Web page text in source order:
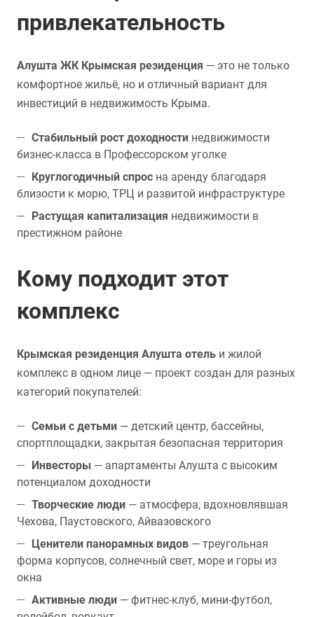
привлекательность
Алушта ЖК Крымская резиденция — это не только
комфортное жильё, но и отличный вариант для
инвестиций в недвижимость Крыма.
Стабильный рост доходности недвижимости
бизнес-класса в Профессорском уголке
Круглогодичный спрос на аренду благодаря
близости к морю, ТРЦ и развитой инфраструктуре
Растущая капитализация недвижимости в
престижном районе
Кому подходит этот
комплекс
Крымская резиденция Алушта отель и жилой
комплекс в одном лице — проект создан для разных
категорий покупателей:
Семьи с детьми — детский центр, бассейны,
спортплощадки, закрытая безопасная территория
Инвесторы — апартаменты Алушта с высоким
потенциалом доходности
Творческие люди — атмосфера, вдохновлявшая
Чехова, Паустовского, Айвазовского
Ценители панорамных видов — треугольная
форма корпусов, солнечный свет, море и горы из
окна
Активные люди — фитнес-клуб, мини-футбол,